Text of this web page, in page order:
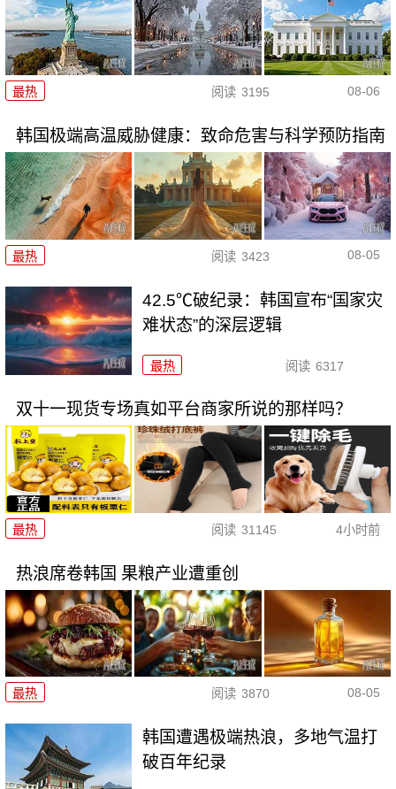
最热 阅读 3195 08-06
韩国极端高温威胁健康：致命危害与科学预防指南
最热 阅读 3423 08-05
42.5℃破纪录：韩国宣布“国家灾
难状态”的深层逻辑
最热 阅读 6317
双十一现货专场真如平台商家所说的那样吗？
最热 阅读 31145 4小时前
热浪席卷韩国 果粮产业遭重创
最热 阅读 3870 08-05
韩国遭遇极端热浪，多地气温打
破百年纪录